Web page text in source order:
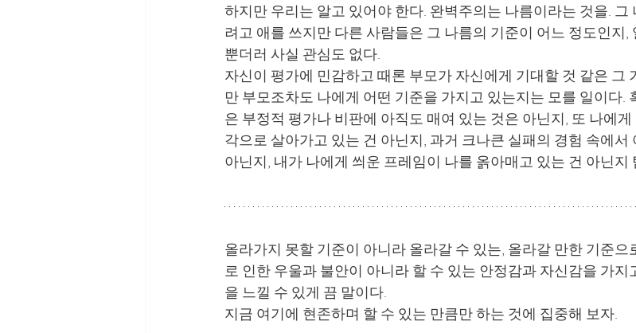
하지만 우리는 알고 있어야 한다. 완벽주의는 나름이라는 것을. 그
려고 애를 쓰지만 다른 사람들은 그 나름의 기준이 어느 정도인지
뿐더러 사실 관심도 없다.
자신이 평가에 민감하고 때론 부모가 자신에게 기대할 것 같은 그
만 부모조차도 나에게 어떤 기준을 가지고 있는지는 모를 일이다.
은 부정적 평가나 비판에 아직도 매여 있는 것은 아닌지, 또 나에
각으로 살아가고 있는 건 아닌지, 과거 크나큰 실패의 경험 속에
아닌지, 내가 나에게 씌운 프레임이 나를 옭아매고 있는 건 아닌지
올라가지 못할 기준이 아니라 올라갈 수 있는, 올라갈 만한 기준으
로 인한 우울과 불안이 아니라 할 수 있는 안정감과 자신감을 가
을 느낄 수 있게 끔 말이다.
지금 여기에 현존하며 할 수 있는 만큼만 하는 것에 집중해 보자.